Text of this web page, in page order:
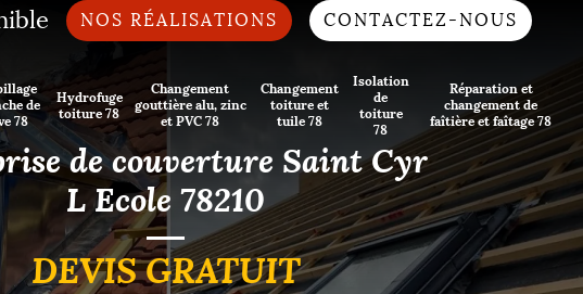
NOS RÉALISATIONS CONTACTEZ-NOUS
de
78
Hydrofuge
toiture 78
Changement
gouttière alu, zinc
et PVC 78
Changement
toiture et
tuile 78
Isolation
de
toiture
78
Réparation et
changement de
faîtière et faîtage 78
de couverture Saint Cyr
L Ecole 78210
DEVIS GRATUIT